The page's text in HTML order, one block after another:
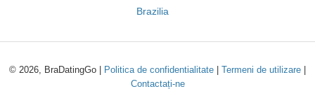
Brazilia
© 2026, BraDatingGo | Politica de confidentialitate Termeni de utilizare
Contactați-ne